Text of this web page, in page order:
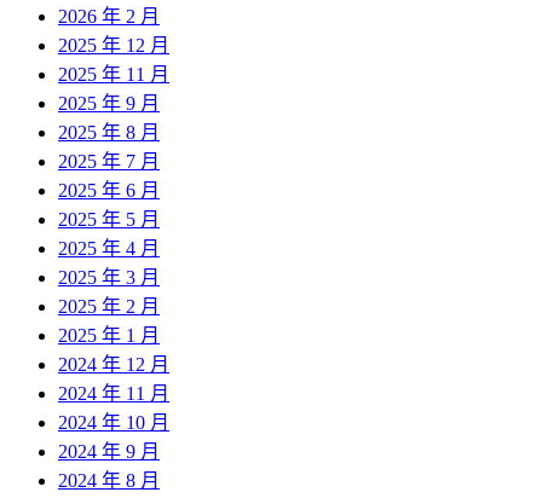
2026 年 2 月
2025 年 12 月
2025 年 11 月
2025 年 9 月
2025 年 8 月
2025 年 7 月
2025 年 6 月
2025 年 5 月
2025 年 4 月
2025 年 3 月
2025 年 2 月
2025 年 1 月
2024 年 12 月
2024 年 11 月
2024 年 10 月
2024 年 9 月
2024 年 8 月